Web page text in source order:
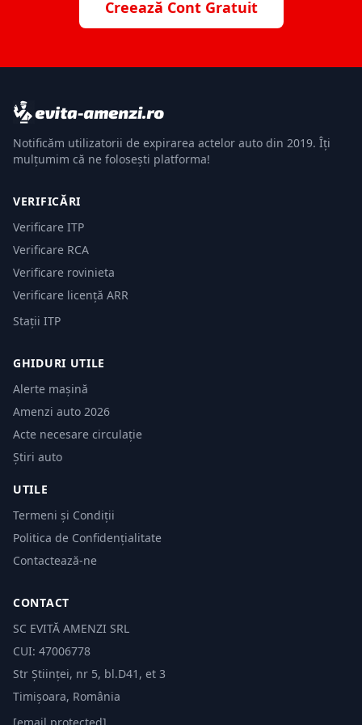
Creează Cont Gratuit
Notificăm utilizatorii de expirarea actelor auto din 2019. Îți
mulțumim că ne folosești platforma!
VERIFICĂRI
Verificare ITP
Verificare RCA
Verificare rovinieta
Verificare licență ARR
Stații ITP
GHIDURI UTILE
Alerte mașină
Amenzi auto 2026
Acte necesare circulație
Știri auto
UTILE
Termeni și Condiții
Politica de Confidențialitate
Contactează-ne
CONTACT
SC EVITĂ AMENZI SRL
CUI: 47006778
Str Științei, nr 5, bl.D41, et 3
Timișoara, România